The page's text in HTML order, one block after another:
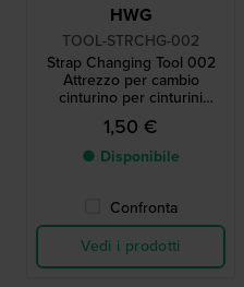
HWG
TOOL-STRCHG-002
Strap Changing Tool 002
Attrezzo per cambio
cinturino per cinturini
Swatch
1,50 €
● Disponibile
Confronta
Vedi i prodotti